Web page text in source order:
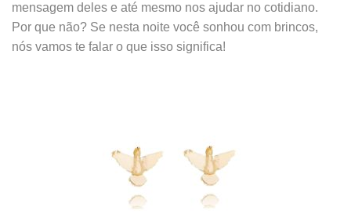
mensagem deles e até mesmo nos ajudar no cotidiano.
Por que não? Se nesta noite você sonhou com brincos,
nós vamos te falar o que isso significa!